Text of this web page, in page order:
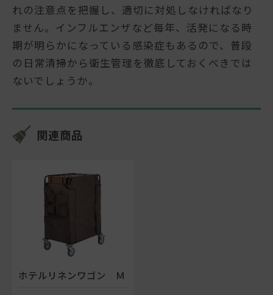
れの注意点を把握し、適切に対処しなければなり
ません。インフルエンザなど毎年、活発になる時
期が明らかになっている感染症もあるので、普段
の日常清掃から衛生管理を徹底しておくべきでは
ないでしょうか。
関連商品
ホテルリネンワゴン Ｍ